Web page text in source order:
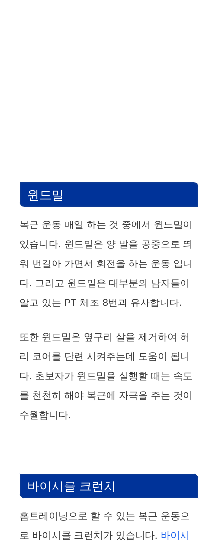
윈드밀
복근 운동 매일 하는 것 중에서 윈드밀이
있습니다. 윈드밀은 양 발을 공중으로 띄
워 번갈아 가면서 회전을 하는 운동 입니
다. 그리고 윈드밀은 대부분의 남자들이
알고 있는 PT 체조 8번과 유사합니다.
또한 윈드밀은 옆구리 살을 제거하여 허
리 코어를 단련 시켜주는데 도움이 됩니
다. 초보자가 윈드밀을 실행할 때는 속도
를 천천히 해야 복근에 자극을 주는 것이
수월합니다.
바이시클 크런치
홈트레이닝으로 할 수 있는 복근 운동으
로 바이시클 크런치가 있습니다. 바이시